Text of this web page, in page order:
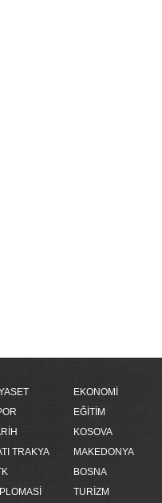
EKONOMİ
EĞİTİM
KOSOVA
TRAKYA
MAKEDONYA
BOSNA
TURİZM